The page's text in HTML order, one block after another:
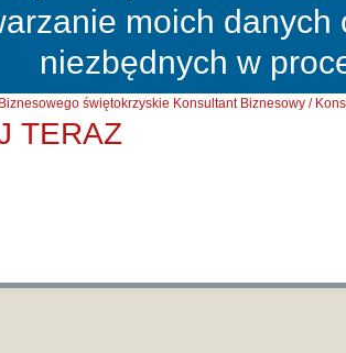
moich
niezbędnych w
świętokrzyskie Konsultant Biznesowy /
TERAZ